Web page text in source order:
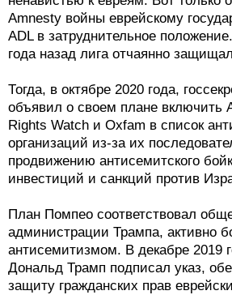
Amnesty войны еврейскому
ADL в затруднительное
года назад лига отчаянно
Тогда, в октябре 2020 года,
объявил о своем плане включить
Rights Watch и Oxfam в список
организаций из-за их
продвижению антисемитского
инвестиций и санкций против
План Помпео соответствовал
администрации Трампа, активно
антисемитизмом. В декабре 2019
Дональд Трамп подписал указ,
защиту гражданских прав